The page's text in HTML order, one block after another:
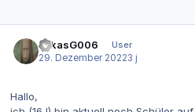
LukasG006
User
29. Dezember 20223 j
Hallo,